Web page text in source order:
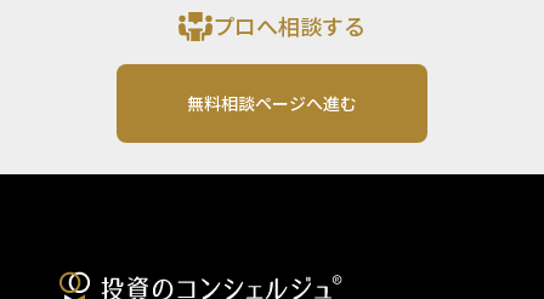
プロへ相談する
無料相談ページへ進む